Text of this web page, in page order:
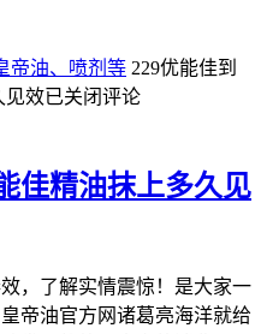
帝油、喷剂等 229优能佳到
见效已关闭评论
佳精油抹上多久见
，了解实情震惊！是大家一
帝油官方网诸葛亮海洋就给